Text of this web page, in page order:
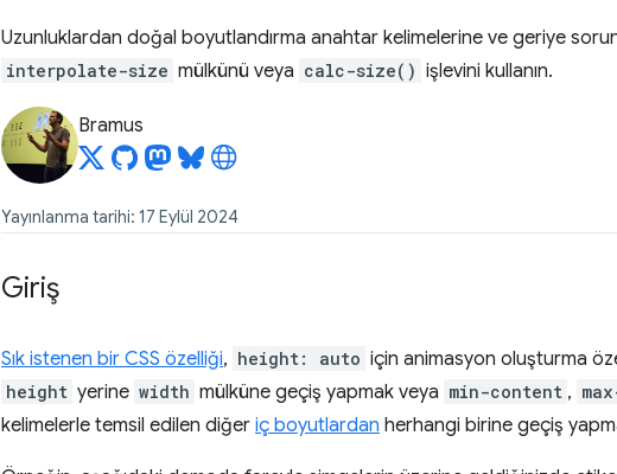
Uzunluklardan doğal boyutlandırma anahtar kelimelerine ve geriye
interpolate-size mülkünü veya calc-size() işlevini kullanın.
Bramus
Yayınlanma tarihi: 17 Eylül 2024
Giriş
Sık istenen bir CSS özelliği, height: auto için animasyon oluşturma
height yerine width mülküne geçiş yapmak veya min-content ,
kelimelerle temsil edilen diğer iç boyutlardan herhangi birine geçiş